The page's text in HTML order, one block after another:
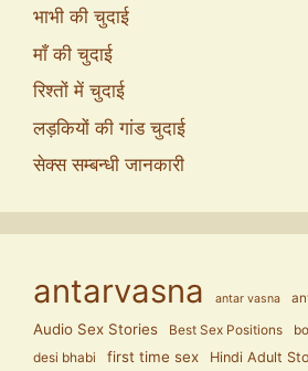
भाभी की चुदाई
माँ की चुदाई
रिश्तों में चुदाई
लड़कियों की गांड चुदाई
सेक्स सम्बन्धी जानकारी
antarvasna antar vasna
Audio Sex Stories Best Sex Positions
desi bhabi
first time sex Hindi Adult